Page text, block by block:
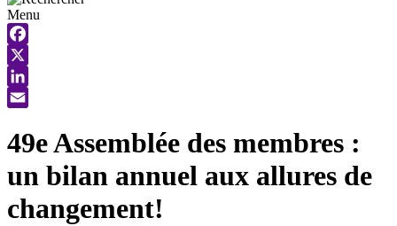
Menu
Facebook
X
LinkedIn
49e Assemblée des membres :
un bilan annuel aux allures de
changement!